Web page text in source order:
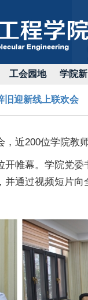
工会园地 学院
旧迎新线上联欢会
近200位学院教
帷幕。学院党
通过视频短片